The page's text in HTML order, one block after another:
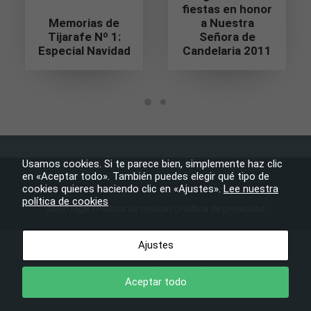
Memorias de
Tijarafe Nº 1:
Especial Navidad
fiestas en honor
a Nuestra
Señora de
Candelaria 2011
Aviso legal|Política de cookies
Usamos cookies. Si te parece bien, simplemente haz clic
en «Aceptar todo». También puedes elegir qué tipo de
cookies quieres haciendo clic en «Ajustes». Lee nuestra
política de cookies
Ajustes
Aceptar todo
Estadísticas
Para que
durante tu
visita. Si
rechaza estas
cookies,